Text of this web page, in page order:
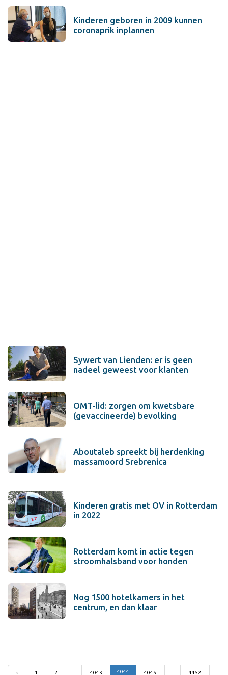
Kinderen geboren in 2009 kunnen
coronaprik inplannen
Sywert van Lienden: er is geen
nadeel geweest voor klanten
OMT-lid: zorgen om kwetsbare
(gevaccineerde) bevolking
Aboutaleb spreekt bij herdenking
massamoord Srebrenica
Kinderen gratis met OV in Rotterdam
in 2022
Rotterdam komt in actie tegen
stroomhalsband voor honden
Nog 1500 hotelkamers in het
centrum, en dan klaar
‹ 1 2 4043 4044 4045 4452